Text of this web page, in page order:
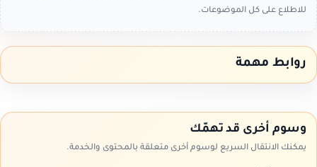
للاطلاع على كل الموضوعات.
روابط مهمة
وسوم أخرى قد تهمّك
يمكنك الانتقال السريع لوسوم أخرى متعلقة بالمحتوى والخدمة.